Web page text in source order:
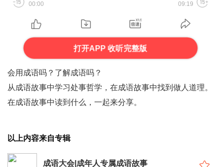
00:00 09:19
打开APP 收听完整版
会用成语吗？了解成语吗？
从成语故事中学习处事哲学，在成语故事中找到做人道理。
在成语故事中读到什么，一起来分享。
以上内容来自专辑
成语大会|成年人专属成语故事